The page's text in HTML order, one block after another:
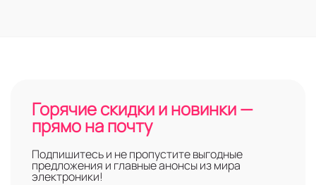
Горячие скидки и новинки —
прямо на почту
Подпишитесь и не пропустите выгодные
предложения и главные анонсы из мира
электроники!